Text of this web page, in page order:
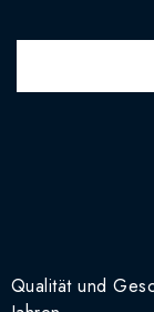
Qualität und